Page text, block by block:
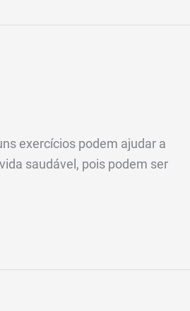
exercícios podem ajudar a
saudável, pois podem ser